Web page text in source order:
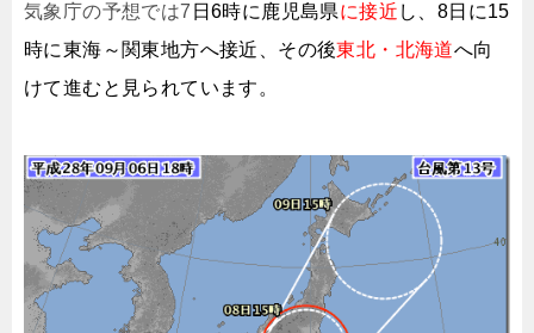
気象庁の予想では7 日6時に鹿児島県に接近 し、8日に15
時に東海～関東地方へ接近、その後東北・北海道へ向
けて進むと見られています。